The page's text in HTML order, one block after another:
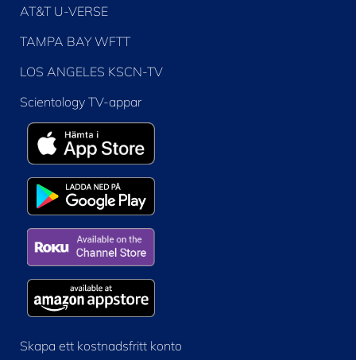
AT&T U-VERSE
TAMPA BAY WFTT
LOS ANGELES KSCN-TV
Scientology TV-appar
Skapa ett kostnadsfritt konto